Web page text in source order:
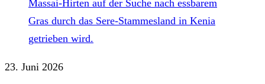
23. Juni 2026